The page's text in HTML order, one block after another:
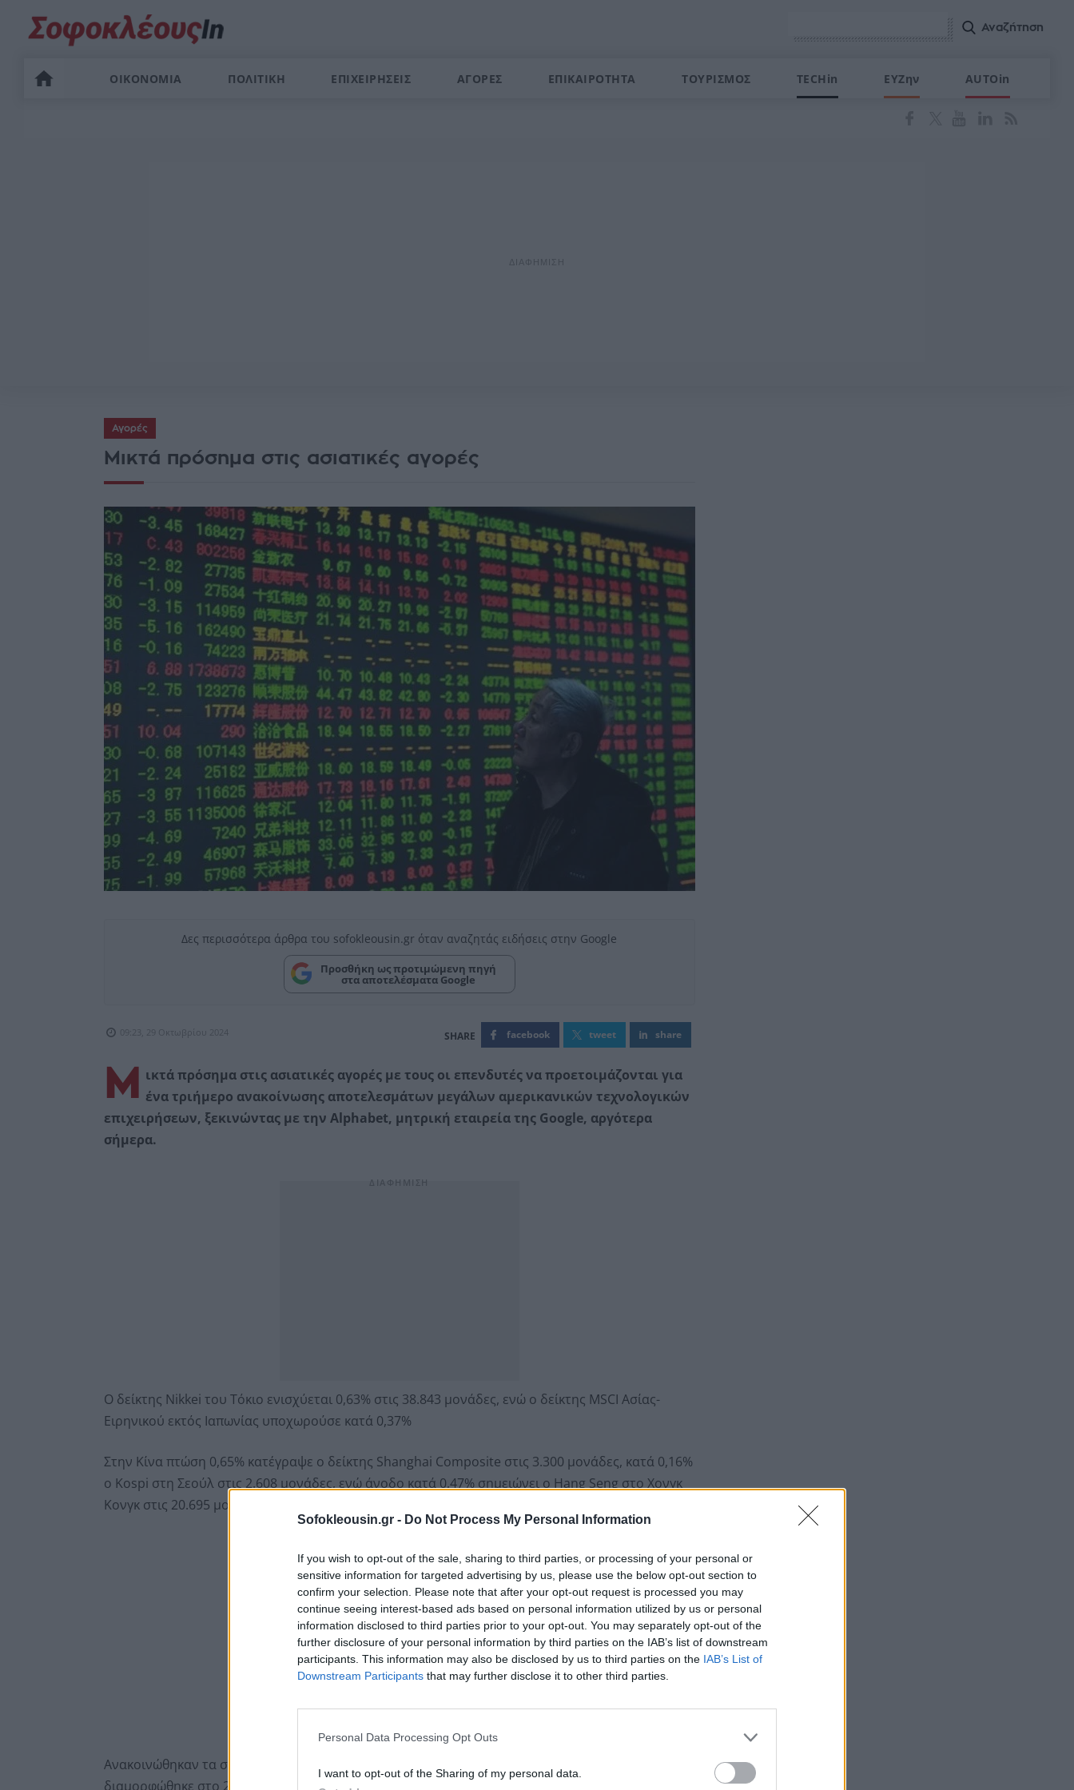
Sofokleousin.gr - Do Not Process My Personal Information
If you wish to opt-out of the sale, sharing to third parties, or processing of your personal or
sensitive information for targeted advertising by us, please use the below opt-out section to
confirm your selection. Please note that after your opt-out request is processed you may
continue seeing interest-based ads based on personal information utilized by us or personal
information disclosed to third parties prior to your opt-out. You may separately opt-out of the
further disclosure of your personal information by third parties on the IAB’s list of downstream
participants. This information may also be disclosed by us to third parties on the IAB’s List of
Downstream Participants that may further disclose it to other third parties.
Personal Data Processing Opt Outs
I want to opt-out of the Sharing of my personal data.
ΟΙΚΟΝΟΜΙΑ ΠΟΛΙΤΙΚΗ ΕΠΙΧΕΙΡΗΣΕΙΣ ΑΓΟΡΕΣ ΕΠΙΚΑΙΡΟΤΗΤΑ ΤΟΥΡΙΣΜΟΣ TECHin ΕΥΖην AUTOin
Αγορές
Μικτά πρόσημα στις ασιατικές αγορές
Δες περισσότερα άρθρα του sofokleousin.gr όταν αναζητάς ειδήσεις στην Google
Προσθήκη ως προτιμώμενη πηγή
στα αποτελέσματα Google
09:23, 29 Οκτωβρίου 2024 facebook tweet share
Μ
ικτά πρόσημα στις ασιατικές αγορές με τους οι επενδυτές να προετοιμάζονται για
ένα τριήμερο ανακοίνωσης αποτελεσμάτων μεγάλων αμερικανικών τεχνολογικών
επιχειρήσεων, ξεκινώντας με την Alphabet, μητρική εταιρεία της Google, αργότερα
σήμερα.
Ο δείκτης Nikkei του Τόκιο ενισχύεται 0,63% στις 38.843 μονάδες, ενώ ο δείκτης MSCI Ασίας-
Ειρηνικού εκτός Ιαπωνίας υποχωρούσε κατά 0,37%
Στην Κίνα πτώση 0,65% κατέγραψε ο δείκτης Shanghai Composite στις 3.300 μονάδες, κατά 0,16%
ο Kospi στη Σεούλ στις 2.608 μονάδες, ενώ άνοδο κατά 0,47% σημειώνει ο Hang Seng στο Χονγκ
Κονγκ στις 20.695 μονάδες και κατά 0,34% ο ASX στην Αυστραλία στις 8.249 μονάδες.
Ανακοινώθηκαν τα στοιχεία για την ανεργία στην Ιαπωνία, η οποία τον Σεπτέμβριο
διαμορφώθηκε στο 2,4%, έναντι 2,5% τον προηγούμενο μήνα.